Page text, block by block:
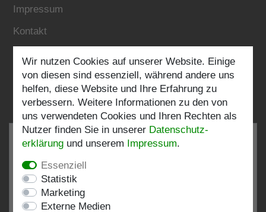
Impressum
Kontakt
Folgen Sie uns:
bei: shopvote.de, Amazon
Wir nutzen Cookies auf unserer Website. Einige
von diesen sind essenziell, während andere uns
helfen, diese Website und Ihre Erfahrung zu
verbessern. Weitere Informationen zu den von
uns verwendeten Cookies und Ihren Rechten als
Nutzer finden Sie in unserer Daten­schutz­
erklärung und unserem Impressum.
Essenziell
Statistik
Marketing
Externe Medien